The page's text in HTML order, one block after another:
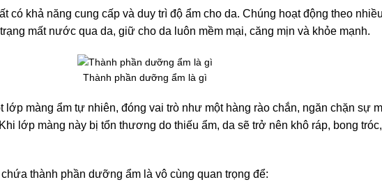
có khả năng cung cấp và duy trì độ ẩm cho da. Chúng hoạt động theo
mất nước qua da, giữ cho da luôn mềm mại, căng mịn và khỏe mạnh.
Thành phần dưỡng ẩm là gì
lớp màng ẩm tự nhiên, đóng vai trò như một hàng rào chắn, ngăn chặn sự
lớp màng này bị tổn thương do thiếu ẩm, da sẽ trở nên khô ráp, bong
thành phần dưỡng ẩm là vô cùng quan trọng để: